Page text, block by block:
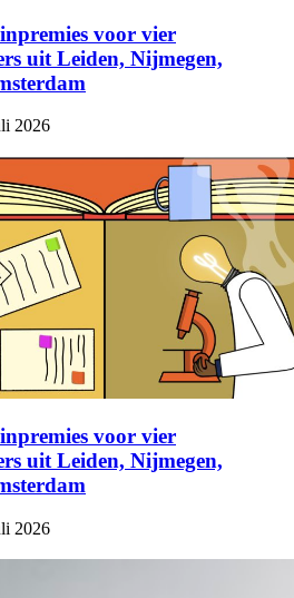
voor vier
uit Leiden, Nijmegen,
2026
voor vier
uit Leiden, Nijmegen,
2026